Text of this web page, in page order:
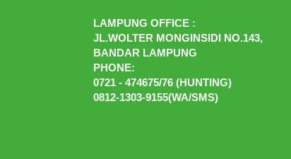
LAMPUNG OFFICE :
JL.WOLTER MONGINSIDI NO.143,
BANDAR LAMPUNG
PHONE:
0721 - 474675/76 (HUNTING)
0812-1303-9155(WA/SMS)